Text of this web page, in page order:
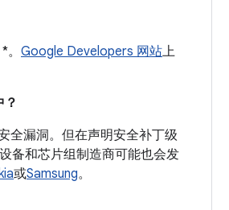
Google Developers 网站上
全漏洞。但在声明安全补丁级
备和芯片组制造商可能也会发
或Samsung。